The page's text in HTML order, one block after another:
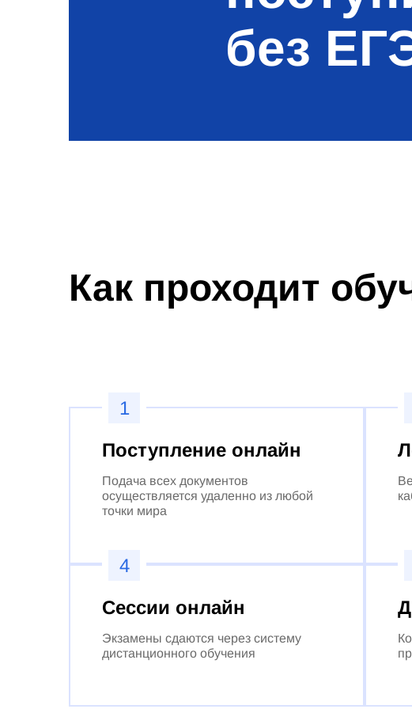
без
Как проходит
1
Поступление онлайн
Подача всех документов
осуществляется удаленно из любой
точки мира
4
Сессии онлайн
Экзамены сдаются через систему
дистанционного обучения